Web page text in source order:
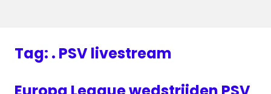
Tag: . PSV livestream